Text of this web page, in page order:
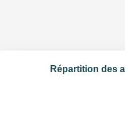
Répartition des